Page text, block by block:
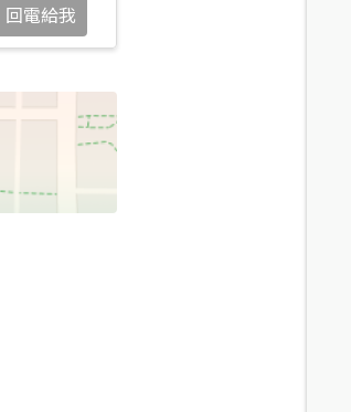
回電給我